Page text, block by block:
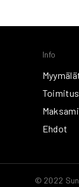
Info
Ehdot
© 2022